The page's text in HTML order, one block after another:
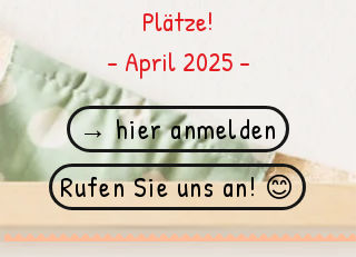
Plätze!
- April 2025 -
→ hier anmelden
Rufen Sie uns an! 😊